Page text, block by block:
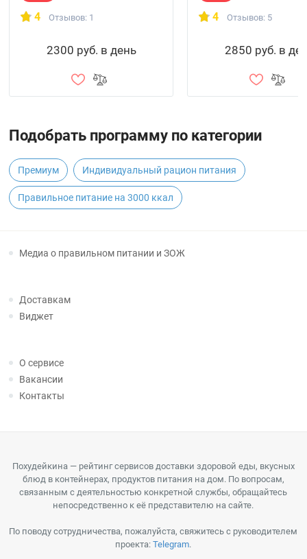
4 Отзывов: 1
2300 руб. в день
4 Отзывов: 5
2850 руб. в
Подобрать программу по категории
Премиум Индивидуальный рацион питания
Правильное питание на 3000 ккал
Медиа о правильном питании и ЗОЖ
Доставкам
Виджет
О сервисе
Вакансии
Контакты
Похудейкина — рейтинг сервисов доставки здоровой еды, вкусных
блюд в контейнерах, продуктов питания на дом. По вопросам,
связанным с деятельностью конкретной службы, обращайтесь
непосредственно к её представителю на сайте.
По поводу сотрудничества, пожалуйста, свяжитесь с руководителем
проекта:Telegram.